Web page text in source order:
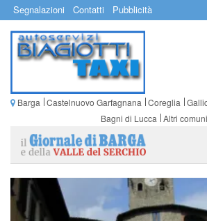
Segnalazioni Contatti Pubblicità
Barga Castelnuovo Garfagnana Coreglia
Bagni di Lucca Altri comuni